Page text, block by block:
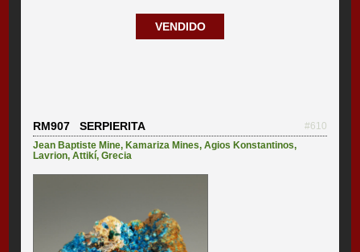
VENDIDO
RM907 SERPIERITA
#610
Jean Baptiste Mine, Kamariza Mines,Agios Konstantinos,
Lavrion,Attikí,Grecia